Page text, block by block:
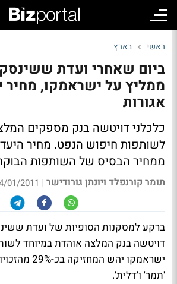
ראשי בארץ
ביום שאחרי ועדת
אגורות
כלכלני דויטשה בנק מספקים
ממחיר הבסיס של השותפות
תומר קורנפלד ויונתן גורודישר |
01/2011 12:03
ברקע למסקנות הסופיות של ועדת
דויטשה בנק המלצה אוהדת במיוחד
ישראמקו יהש
'תמר' ו'דלית'.